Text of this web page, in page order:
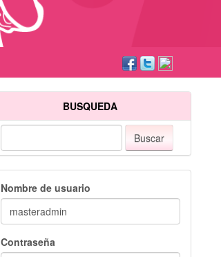
BUSQUEDA
Buscar
Nombre de usuario
Contraseña